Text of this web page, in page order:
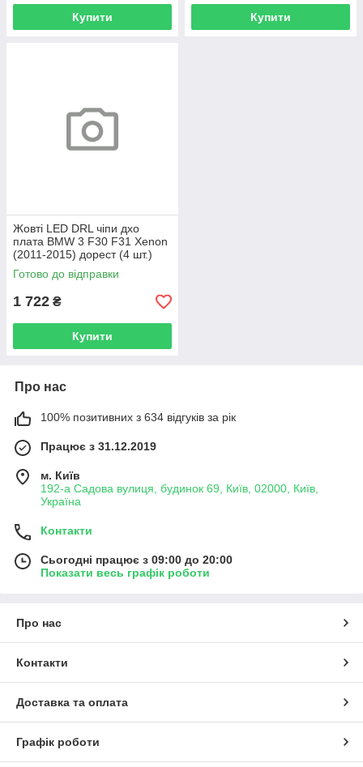
Купити Купити
Жовті LED DRL чіпи дхо
плата BMW 3 F30 F31 Xenon
(2011-2015) дорест (4 шт.)
Готово до відправки
1 722 ₴
Купити
Про нас
100% позитивних з 634 відгуків за рік
Працює з 31.12.2019
м. Київ
192-а Садова вулиця, будинок 69, Київ, 02000, Київ,
Україна
Контакти
Сьогодні працює з 09:00 до 20:00
Показати весь графік роботи
Про нас
Контакти
Доставка та оплата
Графік роботи